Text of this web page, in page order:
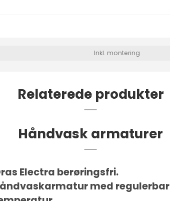
Inkl. montering
Relaterede produkter
Håndvask armaturer
Electra berøringsfri.
med regulerbar